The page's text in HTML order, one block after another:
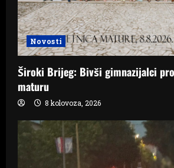
Novosti
Široki Brijeg: Bivši gimnazijalci
maturu
8 kolovoza, 2026